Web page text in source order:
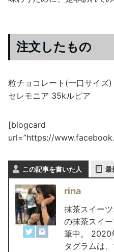
注文したもの
粒チョコレート(一口サイズ
セレモニア 35kルピア
[blogcard
url=”https://
この記事を書いた人 最
rina
抹茶スイー
の抹茶スイ
筆中。 2020
タグラムは